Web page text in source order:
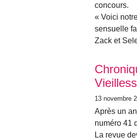
concours.
« Voici
sensuelle
Zack et
13 novembre
Après un
numéro 41
La revue